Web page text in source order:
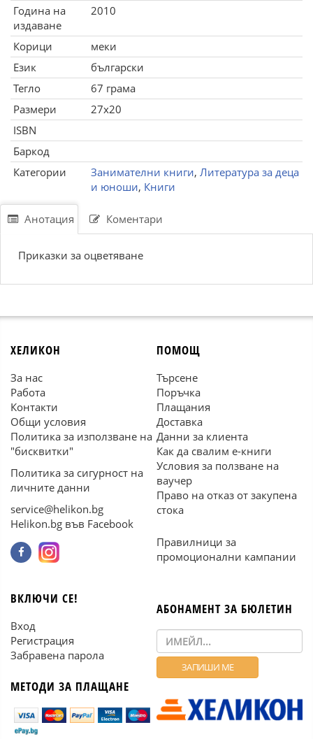
Година на
издаване
2010
Корици
меки
Език
български
Тегло
67 грама
Размери
27x20
ISBN
Баркод
Категории
Занимателни книги, Литература за деца
и юноши, Книги
Анотация Коментари
Приказки за оцветяване
ХЕЛИКОН
За нас
Работа
Контакти
Общи условия
Политика за използване на
"бисквитки"
Политика за сигурност на
личните данни
service@helikon.bg
Helikon.bg във Facebook
ПОМОЩ
Търсене
Поръчка
Плащания
Доставка
Данни за клиента
Как да свалим е-книги
Условия за ползване на
ваучер
Право на отказ от закупена
стока
Правилници за
промоционални кампании
ВКЛЮЧИ СЕ!
Вход
Регистрация
Забравена парола
МЕТОДИ ЗА ПЛАЩАНЕ
АБОНАМЕНТ ЗА БЮЛЕТИН